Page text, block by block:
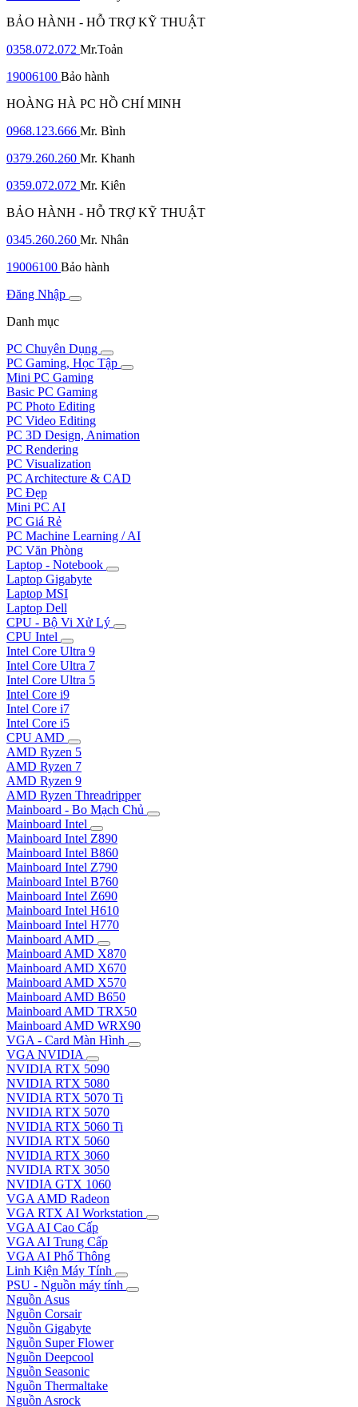
BẢO HÀNH - HỖ TRỢ KỸ THUẬT
0358.072.072 Mr.Toản
19006100 Bảo hành
HOÀNG HÀ PC HỒ CHÍ MINH
0968.123.666 Mr. Bình
0379.260.260 Mr. Khanh
0359.072.072 Mr. Kiên
BẢO HÀNH - HỖ TRỢ KỸ THUẬT
0345.260.260 Mr. Nhân
19006100 Bảo hành
Đăng Nhập
Danh mục
PC Chuyên Dụng
PC Gaming, Học Tập
Mini PC Gaming
Basic PC Gaming
PC Photo Editing
PC Video Editing
PC 3D Design, Animation
PC Rendering
PC Visualization
PC Architecture & CAD
PC Đẹp
Mini PC AI
PC Giá Rẻ
PC Machine Learning / AI
PC Văn Phòng
Laptop - Notebook
Laptop Gigabyte
Laptop MSI
Laptop Dell
CPU - Bộ Vi Xử Lý
CPU Intel
Intel Core Ultra 9
Intel Core Ultra 7
Intel Core Ultra 5
Intel Core i9
Intel Core i7
Intel Core i5
CPU AMD
AMD Ryzen 5
AMD Ryzen 7
AMD Ryzen 9
AMD Ryzen Threadripper
Mainboard - Bo Mạch Chủ
Mainboard Intel
Mainboard Intel Z890
Mainboard Intel B860
Mainboard Intel Z790
Mainboard Intel B760
Mainboard Intel Z690
Mainboard Intel H610
Mainboard Intel H770
Mainboard AMD
Mainboard AMD X870
Mainboard AMD X670
Mainboard AMD X570
Mainboard AMD B650
Mainboard AMD TRX50
Mainboard AMD WRX90
VGA - Card Màn Hình
VGA NVIDIA
NVIDIA RTX 5090
NVIDIA RTX 5080
NVIDIA RTX 5070 Ti
NVIDIA RTX 5070
NVIDIA RTX 5060 Ti
NVIDIA RTX 5060
NVIDIA RTX 3060
NVIDIA RTX 3050
NVIDIA GTX 1060
VGA AMD Radeon
VGA RTX AI Workstation
VGA AI Cao Cấp
VGA AI Trung Cấp
VGA AI Phổ Thông
Linh Kiện Máy Tính
PSU - Nguồn máy tính
Nguồn Asus
Nguồn Corsair
Nguồn Gigabyte
Nguồn Super Flower
Nguồn Deepcool
Nguồn Seasonic
Nguồn Thermaltake
Nguồn Asrock